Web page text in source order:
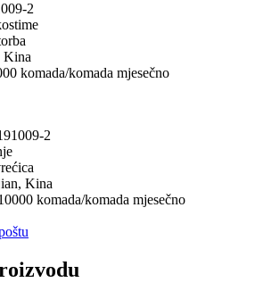
2
Kina
komada/komada mjesečno
2
Kina
komada/komada mjesečno